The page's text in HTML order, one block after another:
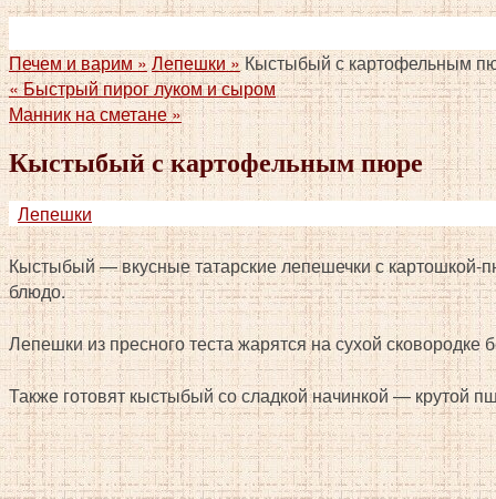
Печем и варим » Лепешки »Кыстыбый с картофельным
«Быстрый пирог луком и сыром
Манник на сметане»
Кыстыбый с картофельным пюре
Лепешки
Кыстыбый — вкусные татарские лепешечки с картошкой-
блюдо.
Лепешки из пресного теста жарятся на сухой сковородке
Также готовят кыстыбый со сладкой начинкой — крутой